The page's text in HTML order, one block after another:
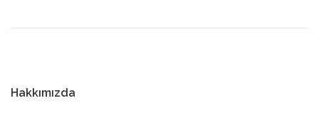
Hakkımızda